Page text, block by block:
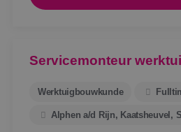
Servicemonteur
Werktuigbouwkunde
Alphen a/d Rijn, Kaatsheuvel,